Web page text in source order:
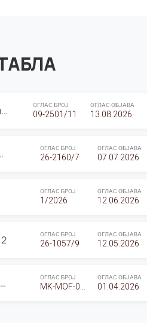
ЈАВНА ПРЕЗЕНТАЦИЈА И ЈАВНА АНКЕТА по Нацрт- Детален урбанистички план Градска четврт Ј 05- Барутана, Општина Центар- Скопје, плански период 2025-2030 ОГЛАС БРОЈ
09-2501/11
ОГЛАС ОБЈАВА
13.08.2026
и дополнување на Детален урбанистички план Буњаковец 2, Општина Центар – Скопје ОГЛАС БРОЈ
26-2160/7
ОГЛАС ОБЈАВА
07.07.2026
ОГЛАС БРОЈ
1/2026
ОГЛАС ОБЈАВА
12.06.2026
ОГЛАС БРОЈ
26-1057/9
ОГЛАС ОБЈАВА
12.05.2026
Оглас за Барање понуди за “Енергетски ефикасна реконструкција на објектот ООУ „Св. Кирил и Методиј" ОГЛАС БРОЈ ОГЛАС ОБЈАВА
01.04.2026